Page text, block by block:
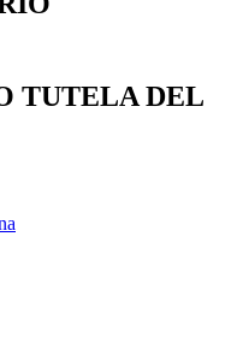
TUTELA DEL